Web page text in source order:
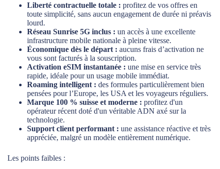
Liberté contractuelle totale : profitez de vos offres en
toute simplicité, sans aucun engagement de durée ni préavis
lourd.
Réseau Sunrise 5G inclus : un accès à une excellente
infrastructure mobile nationale à pleine vitesse.
Économique dès le départ : aucuns frais d’activation ne
vous sont facturés à la souscription.
Activation eSIM instantanée : une mise en service très
rapide, idéale pour un usage mobile immédiat.
Roaming intelligent : des formules particulièrement bien
pensées pour l’Europe, les USA et les voyageurs réguliers.
Marque 100 % suisse et moderne : profitez d'un
opérateur récent doté d'un véritable ADN axé sur la
technologie.
Support client performant : une assistance réactive et très
appréciée, malgré un modèle entièrement numérique.
Les points faibles :